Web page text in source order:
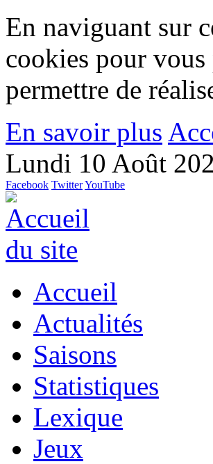
En naviguant sur
cookies pour
permettre de
En savoir plus
Lundi 10 Août
Facebook TwitterYouTube
Accueil
Actualités
Saisons
Statistiques
Lexique
Jeux